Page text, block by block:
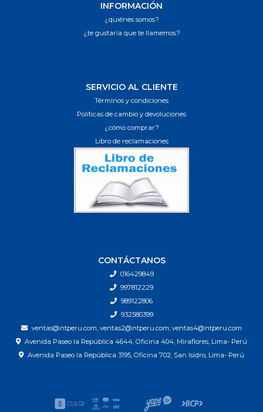
INFORMACIÓN
¿quiénes somos?
¿te gustaría que te llamemos?
SERVICIO AL CLIENTE
Términos y condiciones
Políticas de cambio y devoluciones
¿cómo comprar?
Libro de reclamaciones
CONTÁCTANOS
016429849
997812229
989122806
932580399
ventas@ntperu.com; ventas2@ntperu.com; ventas4@ntperu.com
Avenida Paseo la República 4644, Oficina 404, Miraflores, Lima- Perú
Avenida Paseo la República 3195, Oficina 702, San Isidro, Lima- Perú